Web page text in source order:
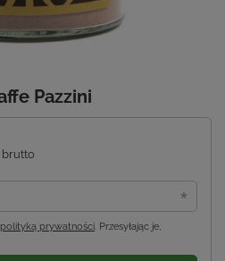
Pazzini
brutto
polityką prywatności. Przesyłając je,